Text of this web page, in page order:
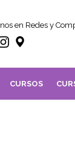
en Redes y
CURSOS